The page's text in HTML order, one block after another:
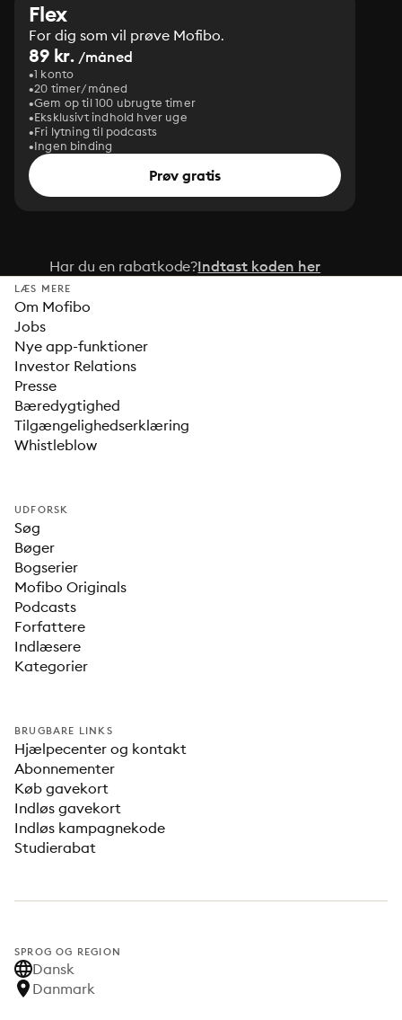
Flex
For dig som vil prøve Mofibo.
89 kr. /måned
1 konto
20 timer/måned
Gem op til 100 ubrugte timer
Eksklusivt indhold hver uge
Fri lytning til podcasts
Ingen binding
Prøv gratis
Har du en rabatkode?Indtast koden her
LÆS MERE
Om Mofibo
Jobs
Nye app-funktioner
Investor Relations
Presse
Bæredygtighed
Tilgængelighedserklæring
Whistleblow
UDFORSK
Søg
Bøger
Bogserier
Mofibo Originals
Podcasts
Forfattere
Indlæsere
Kategorier
BRUGBARE LINKS
Hjælpecenter og kontakt
Abonnementer
Køb gavekort
Indløs gavekort
Indløs kampagnekode
Studierabat
SPROG OG REGION
Dansk
Danmark